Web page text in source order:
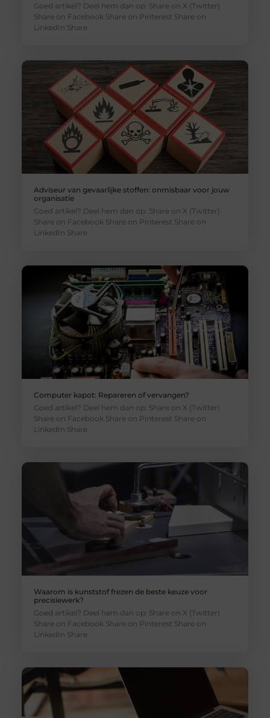
Goed artikel? Deel hem dan op: Share on X (Twitter)
Share on Facebook Share on Pinterest Share on
LinkedIn Share
Adviseur van gevaarlijke stoffen: onmisbaar voor jouw
organisatie
Goed artikel? Deel hem dan op: Share on X (Twitter)
Share on Facebook Share on Pinterest Share on
LinkedIn Share
Computer kapot: Repareren of vervangen?
Goed artikel? Deel hem dan op: Share on X (Twitter)
Share on Facebook Share on Pinterest Share on
LinkedIn Share
Waarom is kunststof frezen de beste keuze voor
precisiewerk?
Goed artikel? Deel hem dan op: Share on X (Twitter)
Share on Facebook Share on Pinterest Share on
LinkedIn Share